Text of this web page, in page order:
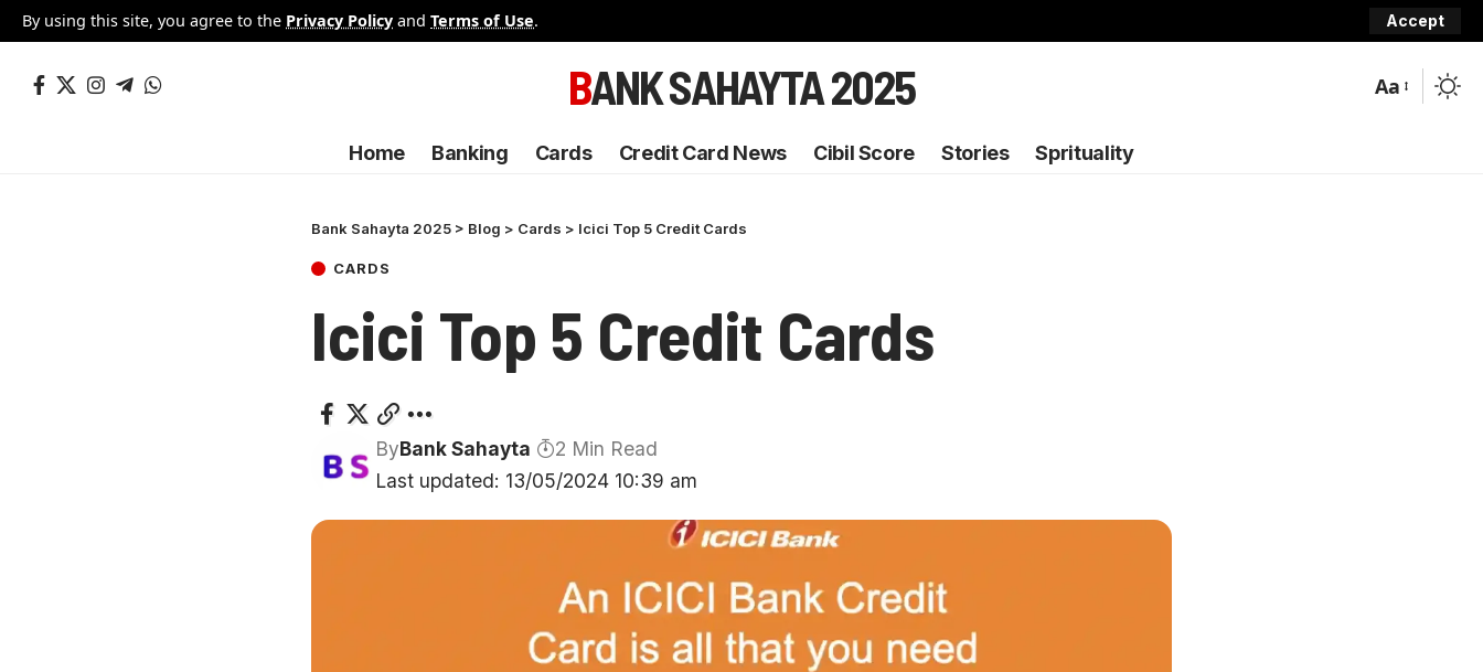
By using this site, you agree to the Privacy Policy and Terms of Use. Accept
BANK SAHAYTA 2025 Aa
Home Banking Cards Credit Card News Cibil Score Stories Sprituality
Bank Sahayta 2025 > Blog > Cards > Icici Top 5 Credit Cards
CARDS
Icici Top 5 Credit Cards
Last updated: 13/05/2024 10:39 am
ByBank Sahayta 2 Min Read